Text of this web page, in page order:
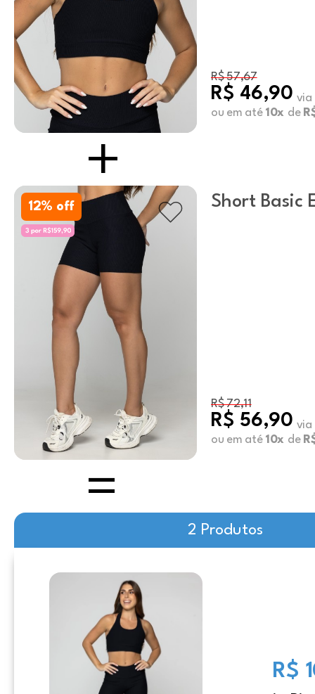
R$ 57,67
R$ 46,90 via
ou em até 10x de
12% off Short Basic
R$ 72,11
R$ 56,90 via
ou em até 10x de
2 Produtos
R$